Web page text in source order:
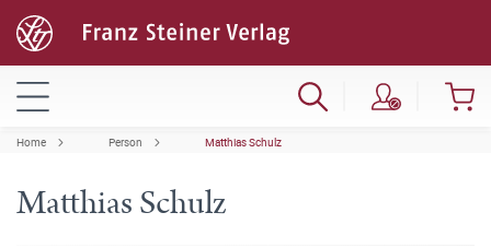
Home Person Matthias Schulz
Matthias Schulz